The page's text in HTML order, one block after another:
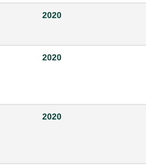
2020
2020
2020